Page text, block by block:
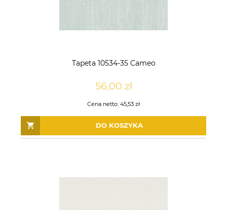
Tapeta 10534-35 Cameo
56,00 zł
Cena netto: 45,53 zł
DO KOSZYKA